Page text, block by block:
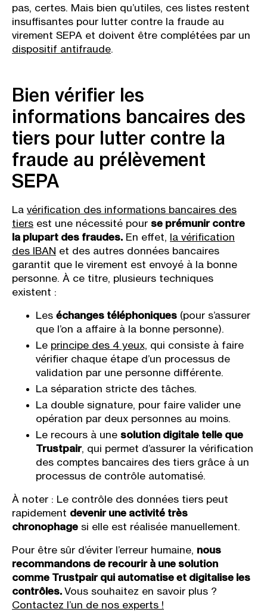
pas, certes. Mais bien qu’utiles, ces listes restent
insuffisantes pour lutter contre la fraude au
virement SEPA et doivent être complétées par un
dispositif antifraude.
Bien vérifier les
informations bancaires des
tiers pour lutter contre la
fraude au prélèvement
SEPA
La vérification des informations bancaires des
tiers est une nécessité pour se prémunir contre
la plupart des fraudes. En effet,
la vérification
des IBAN et des autres données bancaires
garantit que le virement est envoyé à la bonne
personne. À ce titre, plusieurs techniques
existent :
Les échanges téléphoniques (pour s’assurer
que l’on a affaire à la bonne personne).
Le principe des 4 yeux, qui consiste à faire
vérifier chaque étape d’un processus de
validation par une personne différente.
La séparation stricte des tâches.
La double signature, pour faire valider une
opération par deux personnes au moins.
Le recours à une solution digitale telle que
Trustpair, qui permet d’assurer la vérification
des comptes bancaires des tiers grâce à un
processus de contrôle automatisé.
À noter : Le contrôle des données tiers peut
rapidement devenir une activité très
chronophage si elle est réalisée manuellement.
Pour être sûr d’éviter l’erreur humaine, nous
recommandons de recourir à une solution
comme Trustpair qui automatise et digitalise les
contrôles. Vous souhaitez en savoir plus ?
Contactez l’un de nos experts !